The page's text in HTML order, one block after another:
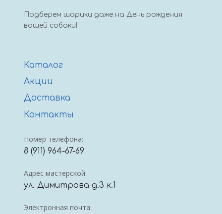
Подберем шарики даже на День рождения
вашей собаки!
Каталог
Акции
Доставка
Контакты
Номер телефона:
8 (911) 964-67-69
Адрес мастерской:
ул. Димитрова д.3 к.1
Электронная почта: